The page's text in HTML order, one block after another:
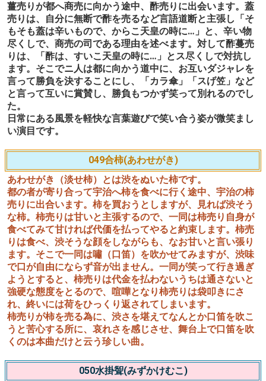
薑売りが都へ商売に向かう途中、酢売りに出会います。蓋
売りは、自分に無断で酢を売るなど言語道断と主張し「そ
もそも蓋は辛いもので、からこ天皇の時に…」と、辛い物
尽くしで、商売の司である理由を述べます。対して酢蔓売
りは、「酢は、すいこ天皇の時に…」とス尽くしで対抗し
ます。そこでニ人は都に向かう道中に、お互いダジャレを
言って勝負を決することにし、「カラ傘」「スげ笠」など
と言って互いに賞賛し、勝負もつかず笑って別れるのでし
た。
日常にある風景を軽快な言葉遊びで笑い合う姿が微笑まし
い演目です。
049合柿(あわせがき)
あわせがき（淡せ柿）とは渋をぬいた柿です。
都の者が寄り合って宇治へ柿を食べに行く途中、宇治の柿
売りに出合います。柿を買おうとしますが、見れば渋そう
な柿。柿売りは甘いと主張するので、一同は柿売り自身が
食べてみて甘ければ代価を払ってやると約束します。柿売
りは食べ、渋そうな顔をしながらも、なお甘いと言い張り
ます。そこで一同は嘯（口笛）を吹かせてみますが、渋味
で口が自由にならず音が出ません。一同が笑って行き過ぎ
ようとすると、柿売りは代金を払わないうちは通さないと
強硬な態度をとるので、喧嘩となり柿売りは袋叩きにさ
れ、終いには荷をひっくり返されてしまいます。
柿売りが柿を売る為に、渋さを堪えてなんとか口笛を吹こ
うと苦心する所に、哀れさを感じさせ、舞台上で口笛を吹
くのは本曲だけと云う珍しい曲。
050水掛聟(みずかけむこ)